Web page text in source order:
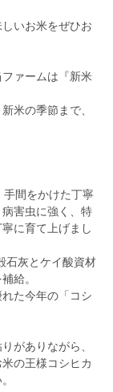
いお米をぜひお
ァームは『新米
米の季節まで、
間をかけた丁寧
害虫に強く、特
に育て上げまし
石灰とケイ酸資材
給。
た今年の「コシ
がありながら、
の王様コシヒカ